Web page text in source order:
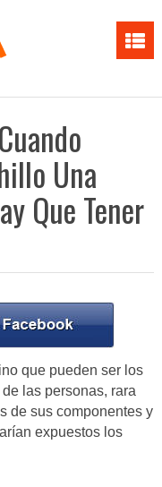
Una
Que Tener
que pueden ser los
las personas, rara
de sus componentes y
expuestos los